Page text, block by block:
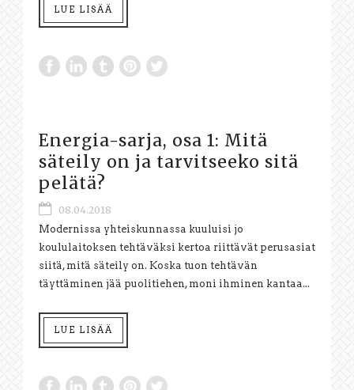
LUE LISÄÄ
Energia-sarja, osa 1: Mitä
säteily on ja tarvitseeko sitä
pelätä?
08.04.2018
Modernissa yhteiskunnassa kuuluisi jo
koululaitoksen tehtäväksi kertoa riittävät perusasiat
siitä, mitä säteily on. Koska tuon tehtävän
täyttäminen jää puolitiehen, moni ihminen kantaa...
LUE LISÄÄ